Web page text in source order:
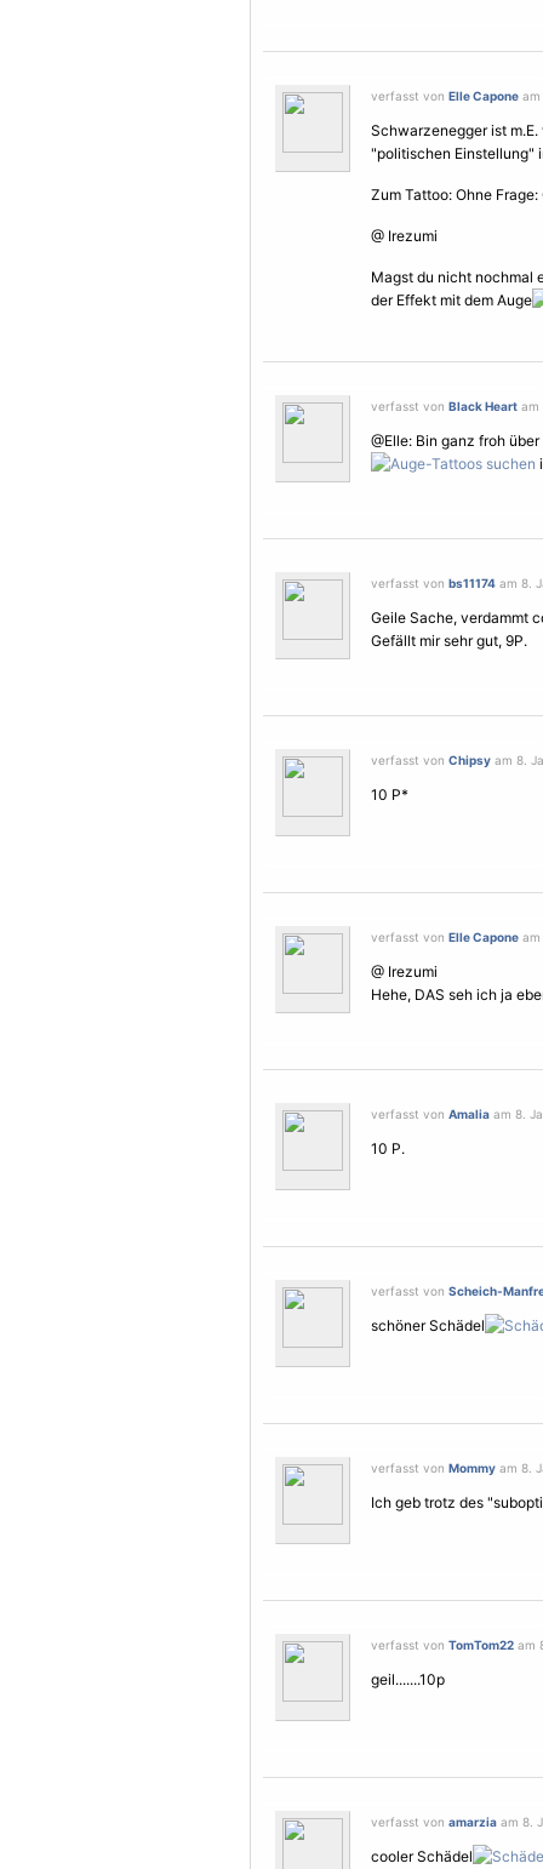
verfasst von Elle Capone am
Schwarzenegger ist
"politischen Einstellung"
Zum Tattoo: Ohne Frage:
@ Irezumi
Magst du nicht nochmal
der Effekt mit dem Auge
verfasst von Black Heart am
@Elle: Bin ganz froh
verfasst von bs11174 am 8.
Geile Sache, verdammt
Gefällt mir sehr gut, 9P.
verfasst von Chipsy am 8.
10 P*
verfasst von Elle Capone am
@ Irezumi
Hehe, DAS seh ich ja
verfasst von Amalia am 8.
10 P.
verfasst von Scheich-
schöner Schädel
verfasst von Mommy am 8.
Ich geb trotz des
verfasst von TomTom22 am
geil.......10p
verfasst von amarzia am 8.
cooler Schädel